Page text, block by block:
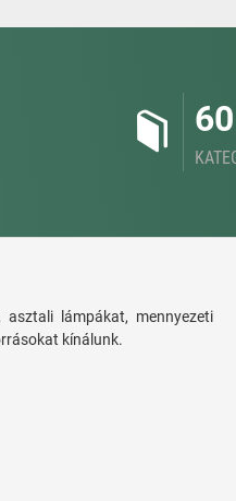
60
lámpákat, mennyezeti
kínálunk.